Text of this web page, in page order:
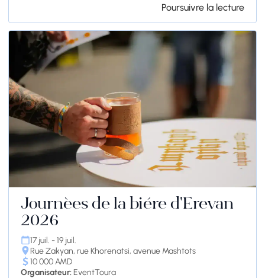
Poursuivre la lecture
Journées de la bière d'Erevan
2026
17 juil. - 19 juil.
Rue Zakyan, rue Khorenatsi, avenue Mashtots
10 000 AMD
Organisateur:EventToura